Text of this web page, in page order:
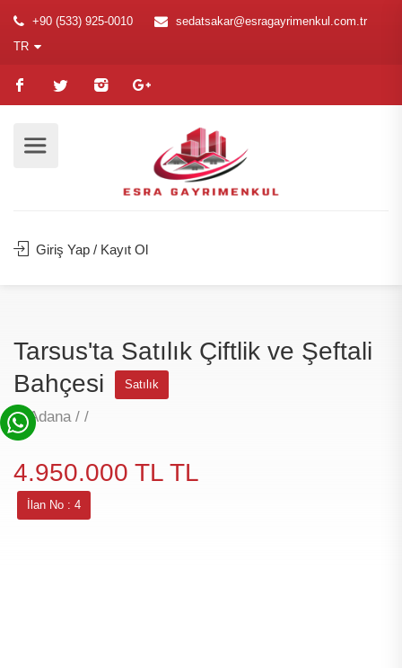
+90 (533) 925-0010
sedatsakar@esragayrimenkul.com.tr
TR
Giriş Yap / Kayıt Ol
Tarsus'ta Satılık Çiftlik ve Şeftali
Bahçesi
Satılık
Adana / /
4.950.000 TL TL
İlan No : 4